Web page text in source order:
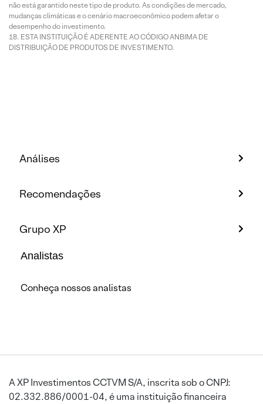
não está garantido neste tipo de produto. As condições de mercado,
mudanças climáticas e o cenário macroeconômico podem afetar o
desempenho do investimento.
ESTA INSTITUIÇÃO É ADERENTE AO CÓDIGO ANBIMA DE
DISTRIBUIÇÃO DE PRODUTOS DE INVESTIMENTO.
Análises
Recomendações
Grupo XP
Analistas
Conheça nossos analistas
A XP Investimentos CCTVM S/A, inscrita sob o CNPJ:
02.332.886/0001-04, é uma instituição financeira